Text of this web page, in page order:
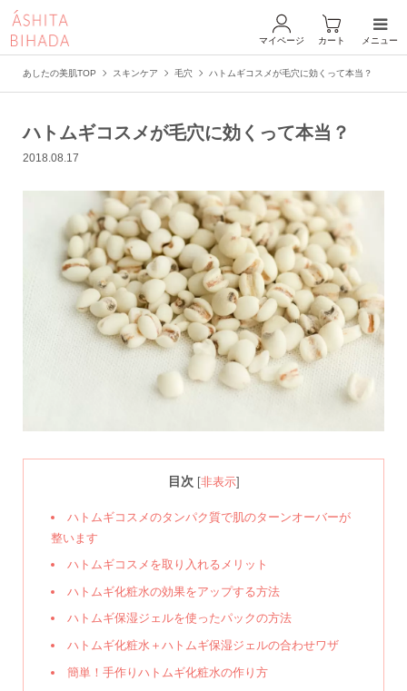
マイページ カート メニュー
あしたの美肌TOP スキンケア 毛穴 ハトムギコスメが毛穴に効くって本当？
ハトムギコスメが毛穴に効くって本当？
2018.08.17
目次 非表示]
ハトムギコスメのタンパク質で肌のターンオーバーが
整います
ハトムギコスメを取り入れるメリット
ハトムギ化粧水の効果をアップする方法
ハトムギ保湿ジェルを使ったパックの方法
ハトムギ化粧水＋ハトムギ保湿ジェルの合わせワザ
簡単！手作りハトムギ化粧水の作り方